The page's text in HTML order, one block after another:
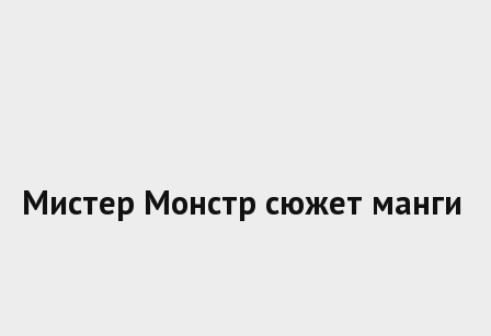
Мистер Монстр сюжет манги